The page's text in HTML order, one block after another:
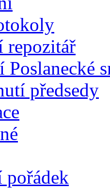
Poslanecké
předsedy
pořádek